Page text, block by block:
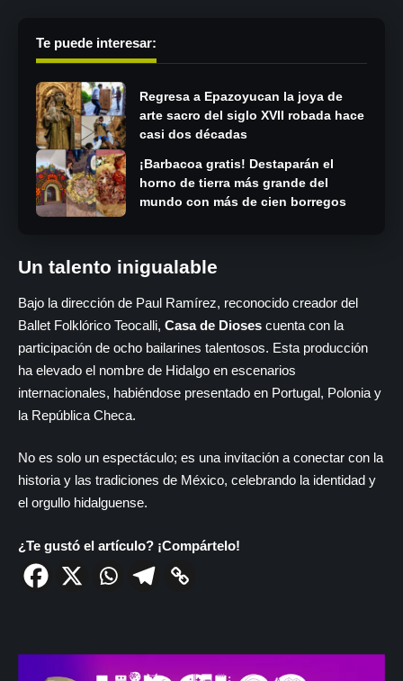
Te puede interesar:
Regresa a Epazoyucan la joya de
arte sacro del siglo XVII robada hace
casi dos décadas
¡Barbacoa gratis! Destaparán el
horno de tierra más grande del
mundo con más de cien borregos
Un talento inigualable
Bajo la dirección de Paul Ramírez, reconocido creador del
Ballet Folklórico Teocalli, Casa de Dioses cuenta con la
participación de ocho bailarines talentosos. Esta producción
ha elevado el nombre de Hidalgo en escenarios
internacionales, habiéndose presentado en Portugal, Polonia y
la República Checa.
No es solo un espectáculo; es una invitación a conectar con la
historia y las tradiciones de México, celebrando la identidad y
el orgullo hidalguense.
¿Te gustó el artículo? ¡Compártelo!